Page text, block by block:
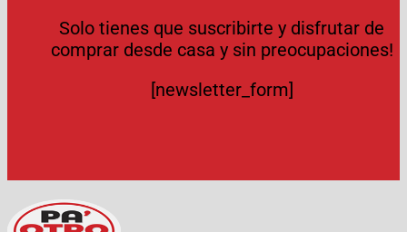
Solo tienes que suscribirte y disfrutar de
comprar desde casa y sin preocupaciones!
[newsletter_form]